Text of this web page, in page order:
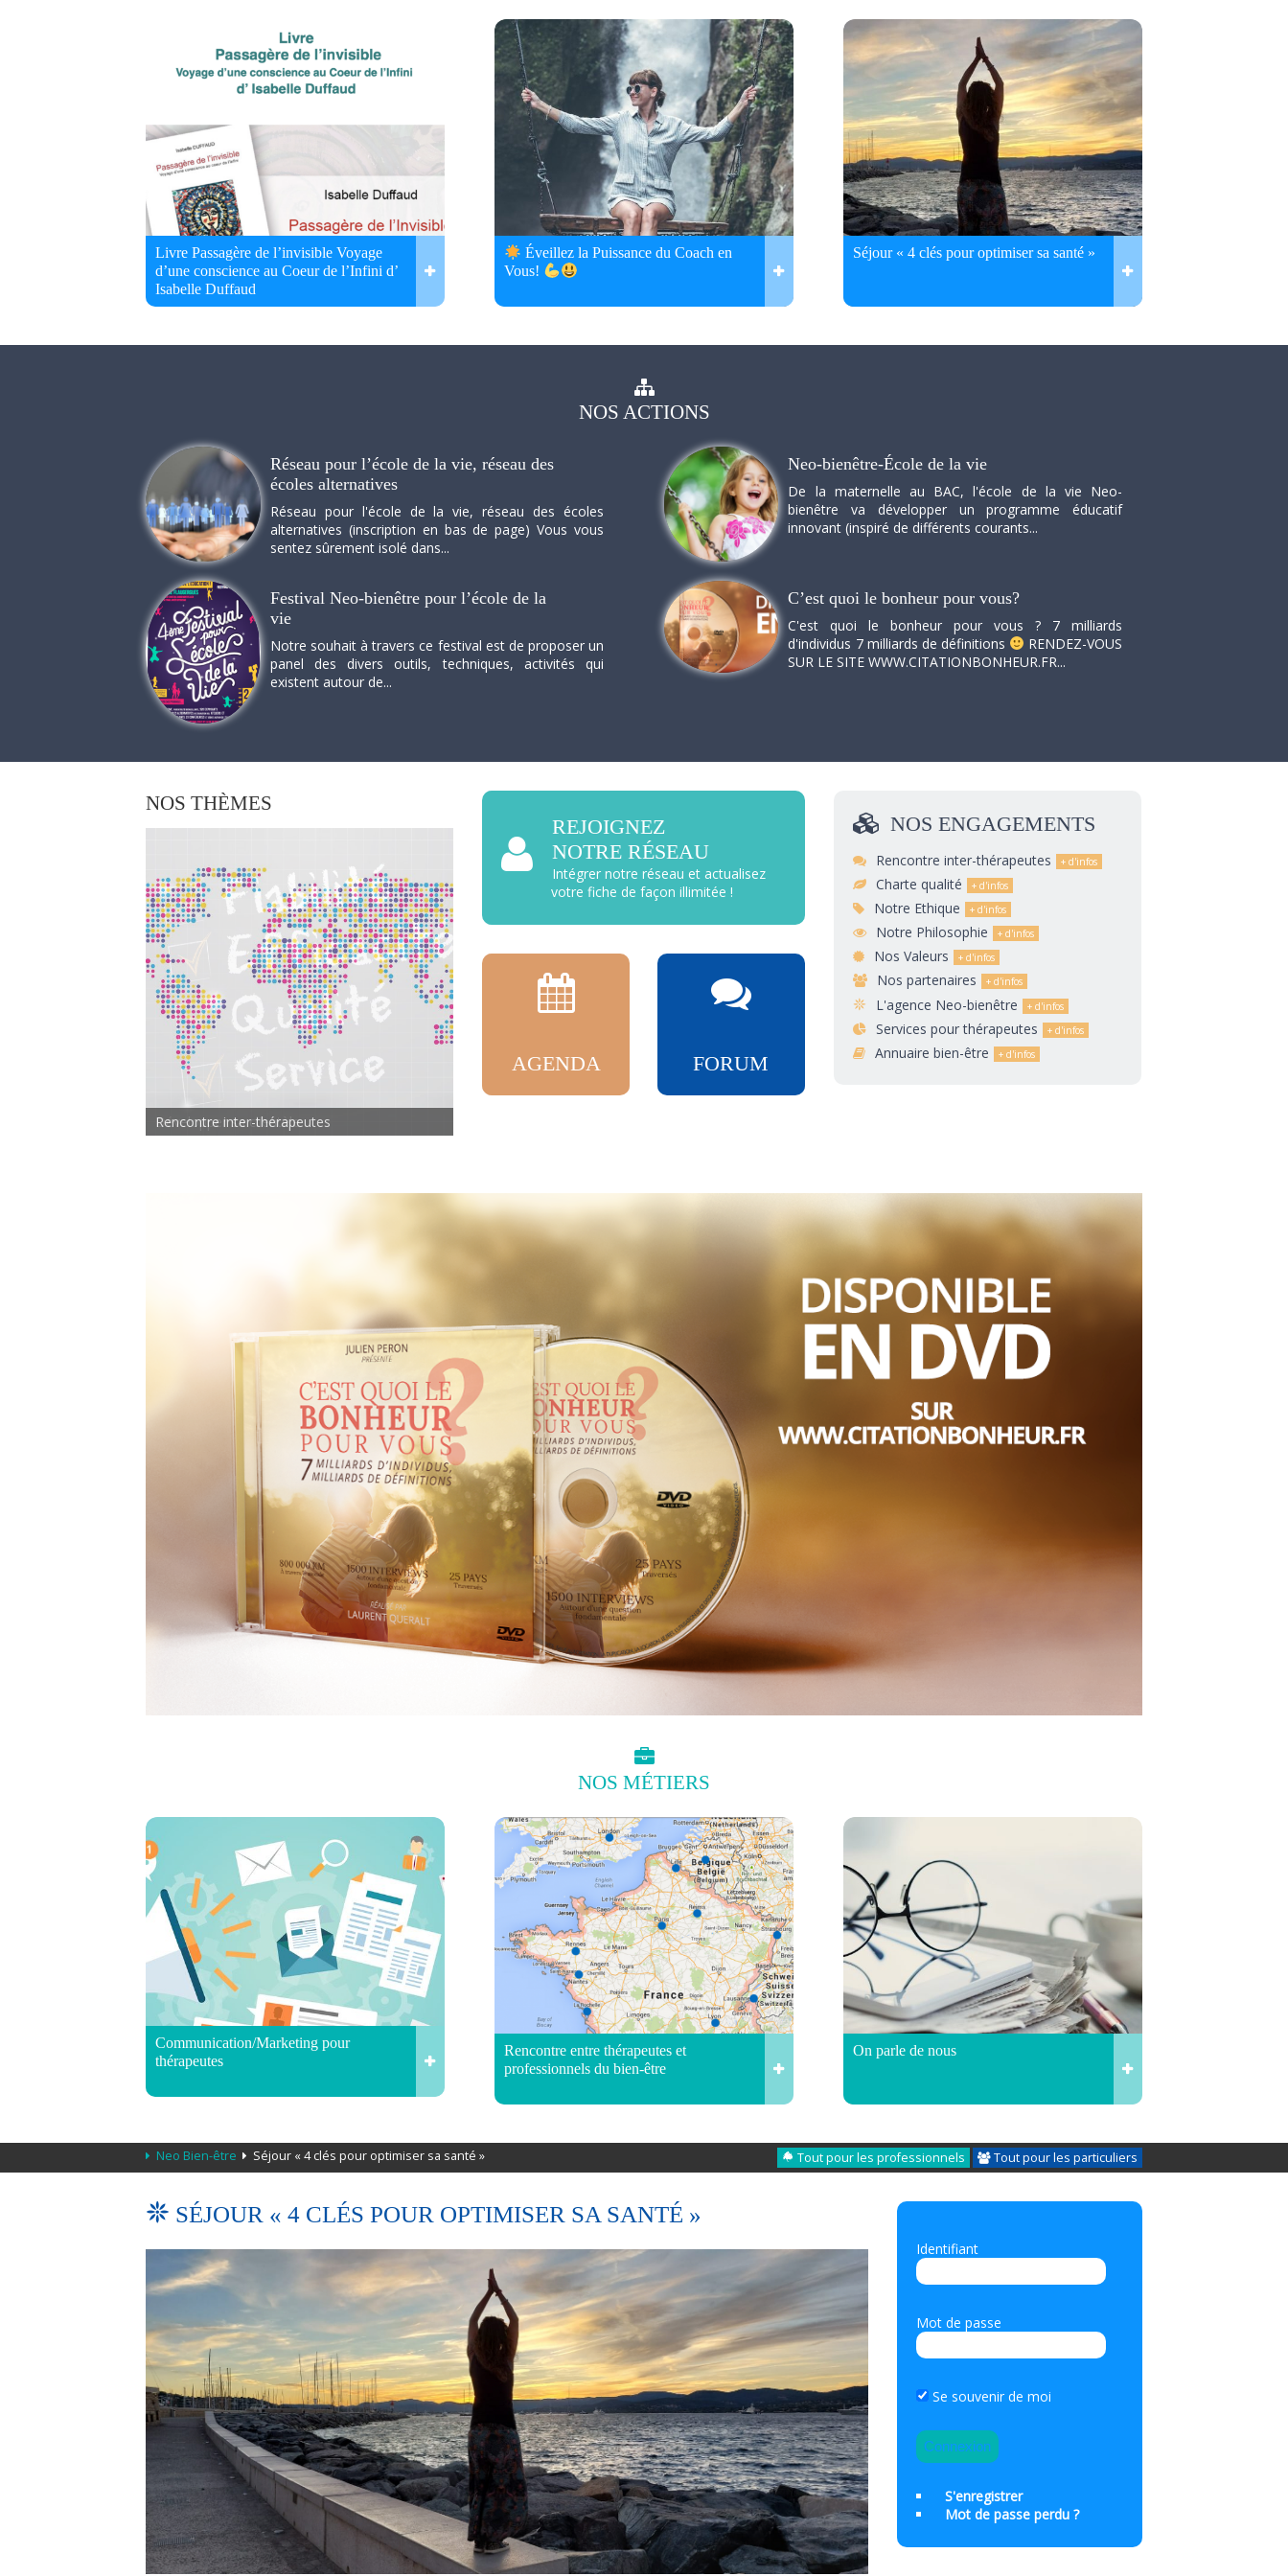
Livre Passagère de l’invisible Voyage
d’une conscience au Coeur de l’Infini d’
Isabelle Duffaud
Éveillez la Puissance du Coach en
Vous!
Séjour « 4 clés pour optimiser sa santé »
NOS ACTIONS
Réseau pour l’école de la vie, réseau des
écoles alternatives
Réseau pour l'école de la vie, réseau des écoles
alternatives (inscription en bas de page) Vous vous
sentez sûrement isolé dans...
Neo-bienêtre-École de la vie
De la maternelle au BAC, l'école de la vie Neo-
bienêtre va développer un programme éducatif
innovant (inspiré de différents courants...
Festival Neo-bienêtre pour l’école de la
vie
Notre souhait à travers ce festival est de proposer un
panel des divers outils, techniques, activités qui
existent autour de...
C’est quoi le bonheur pour vous?
C'est quoi le bonheur pour vous ? 7 milliards
d'individus 7 milliards de définitions
RENDEZ-VOUS
SUR LE SITE WWW.CITATIONBONHEUR.FR...
NOS THÈMES
Rencontre inter-thérapeutes
REJOIGNEZ
NOTRE RÉSEAU
Intégrer notre réseau et actualisez
votre fiche de façon illimitée !
AGENDA FORUM
NOS ENGAGEMENTS
Rencontre inter-thérapeutes
Charte qualité
Notre Ethique
Notre Philosophie
Nos Valeurs
Nos partenaires
L'agence Neo-bienêtre
Services pour thérapeutes
Annuaire bien-être
NOS MÉTIERS
Communication/Marketing pour
thérapeutes
Rencontre entre thérapeutes et
professionnels du bien-être
On parle de nous
Neo Bien-être Séjour « 4 clés pour optimiser sa santé » Tout pour les professionnels Tout pour les particuliers
SÉJOUR « 4 CLÉS POUR OPTIMISER SA SANTÉ »
Identifiant
Mot de passe
Se souvenir de moi
S'enregistrer
Mot de passe perdu ?